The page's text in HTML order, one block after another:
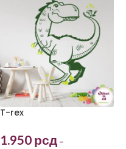
T-rex
1.950 рсд –